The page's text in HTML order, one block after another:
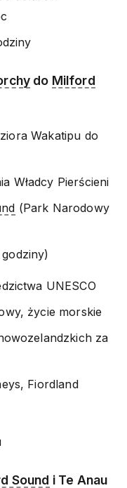
do Milford
Wakatipu do
Władcy Pierścieni
(Park Narodowy
UNESCO
życie morskie
za
Fiordland
Sound i Te Anau